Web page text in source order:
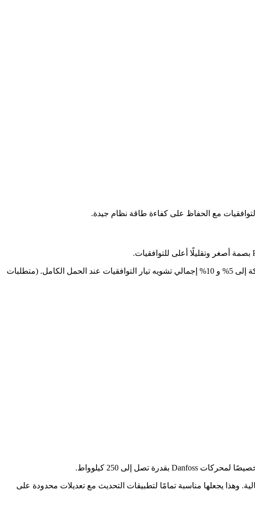
يتوفر الحل في نسختين: PHF 005 و PHF 010. عند توصيله أمام محرك Danfoss، يتم تقليل تشويه تيار التوافقيات المنعكس إلى الشبكة إلى 5% و 10% إجمالي تشويه تيار التوافقيات عند الحمل الكامل. (متطلبات
وهذا يجعلها مناسبة تمامًا لتطبيقات التحديث مع تعديلات محدودة على